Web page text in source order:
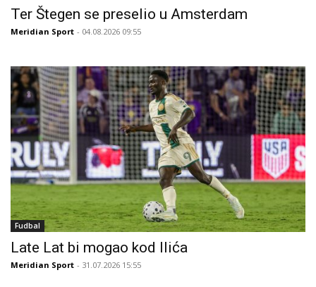
Ter Štegen se preselio u Amsterdam
Meridian Sport - 04.08.2026 09:55
Fudbal
Late Lat bi mogao kod Ilića
Meridian Sport - 31.07.2026 15:55